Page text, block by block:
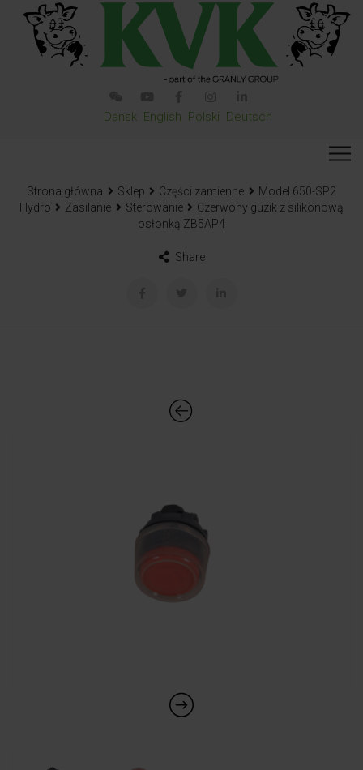
Dansk English Polski Deutsch
Strona główna Sklep Części zamienne
Model 650-SP2
Hydro
Zasilanie Sterowanie
Czerwony guzik z silikonową
osłonką ZB5AP4
Share